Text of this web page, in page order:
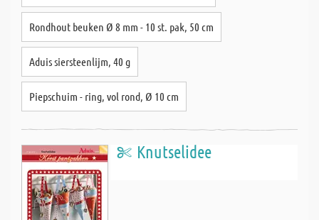
Rondhout beuken Ø 8 mm - 10 st. pak, 50 cm
Aduis siersteenlijm, 40 g
Piepschuim - ring, vol rond, Ø 10 cm
Knutselidee